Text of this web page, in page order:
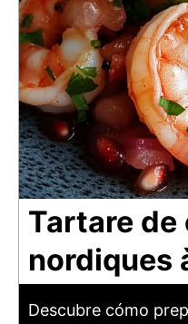
Tartare
nordiques
Descubre cómo